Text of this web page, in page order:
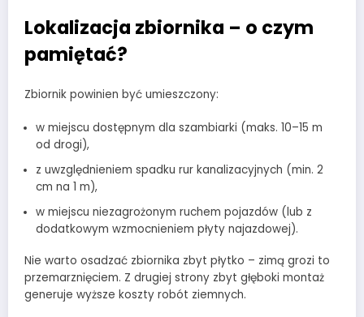
Lokalizacja zbiornika – o czym
pamiętać?
Zbiornik powinien być umieszczony:
w miejscu dostępnym dla szambiarki (maks. 10–15 m
od drogi),
z uwzględnieniem spadku rur kanalizacyjnych (min. 2
cm na 1 m),
w miejscu niezagrożonym ruchem pojazdów (lub z
dodatkowym wzmocnieniem płyty najazdowej).
Nie warto osadzać zbiornika zbyt płytko – zimą grozi to
przemarznięciem. Z drugiej strony zbyt głęboki montaż
generuje wyższe koszty robót ziemnych.